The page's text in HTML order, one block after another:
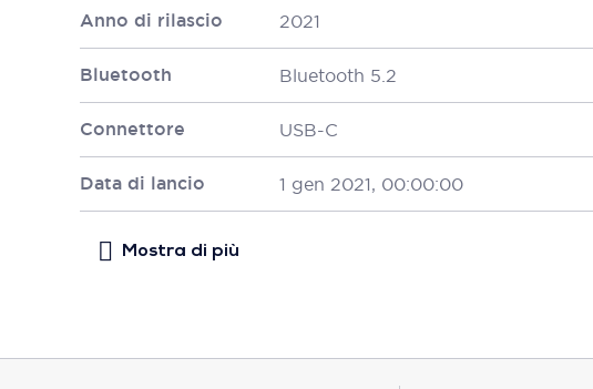
Anno di rilascio 2021
Bluetooth Bluetooth 5.2
Connettore USB-C
Data di lancio 1 gen 2021, 00:00:00